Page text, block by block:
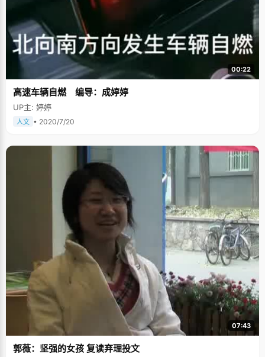
00:22
高速车辆自燃 编导：成婷婷
UP主: 婷婷
人文 • 2020/7/20
07:43
郭薇：坚强的女孩 复读弃理投文